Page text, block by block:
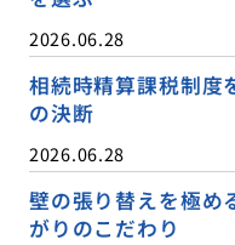
2026.06.28
相続時精算課税制度
の決断
2026.06.28
壁の張り替えを極め
がりのこだわり